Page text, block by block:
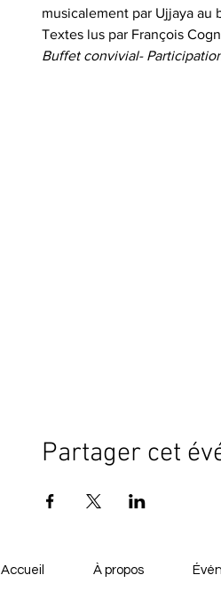
musicalement par Ujjaya au
Textes lus par François
Buffet convivial-
Partager cet
Accueil À propos